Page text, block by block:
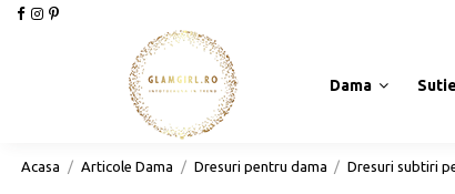
Dama
Acasa Articole Dama Dresuri pentru dama Dresuri subtiri